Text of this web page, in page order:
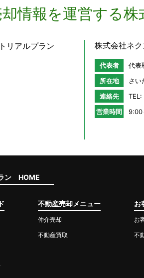
株式会社ネ
代表者
代表
所在地
さい
連絡先
TEL:
営業時間
9:00
ン HOME
不動産売却メニュー
仲介売却
不動産買取
お
お
不